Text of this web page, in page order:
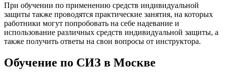
При обучении по применению средств индивидуальной
защиты также проводятся практические занятия, на которых
работники могут попробовать на себе надевание и
использование различных средств индивидуальной защиты, а
также получить ответы на свои вопросы от инструктора.
Обучение по СИЗ в Москве